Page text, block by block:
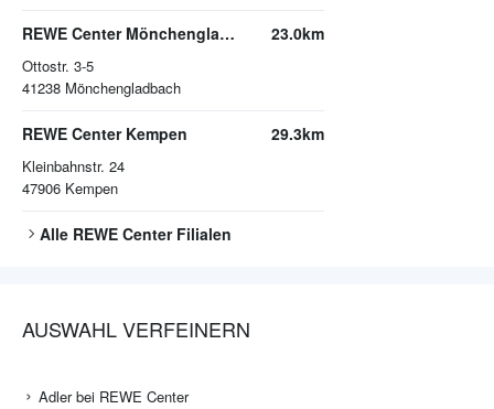
REWE Center Mönchengladbach
Ottostr. 3-5
41238 Mönchengladbach
23.0km
REWE Center Kempen
Kleinbahnstr. 24
47906 Kempen
29.3km
Alle REWE CenterFilialen
AUSWAHL VERFEINERN
Adler bei REWE Center